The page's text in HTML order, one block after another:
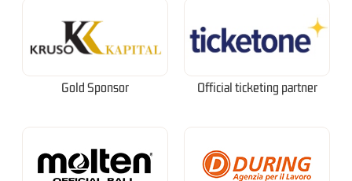
Gold Sponsor Official ticketing partner